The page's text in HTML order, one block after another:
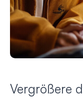
Vergrößere